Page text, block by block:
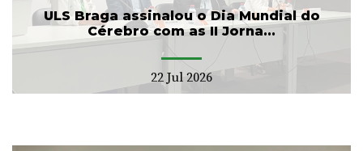
ULS Braga assinalou o Dia Mundial do
Cérebro com as II Jorna...
22 Jul 2026